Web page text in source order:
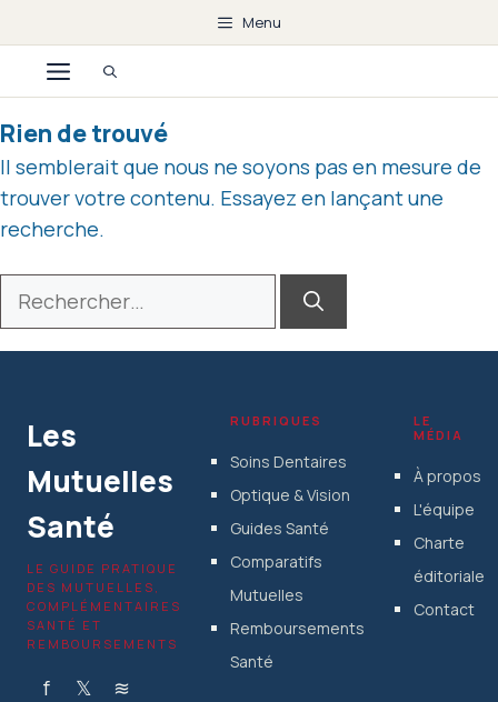
au
contenu
Menu
Menu
Rien de trouvé
Il semblerait que nous ne soyons pas en mesure de
trouver votre contenu. Essayez en lançant une
recherche.
Rechercher :
Les
Mutuelles
Santé
LE GUIDE PRATIQUE
DES MUTUELLES,
COMPLÉMENTAIRES
SANTÉ ET
REMBOURSEMENTS
f 𝕏 ≋
RUBRIQUES
Soins Dentaires
Optique & Vision
Guides Santé
Comparatifs
Mutuelles
Remboursements
Santé
LE
MÉDIA
À propos
L'équipe
Charte
éditoriale
Contact